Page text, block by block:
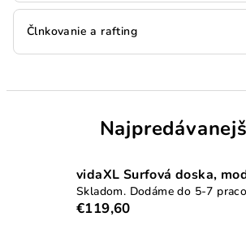
Člnkovanie a rafting
vidaXL Surfová doska,
Skladom. Dodáme do 5-7
€119,60